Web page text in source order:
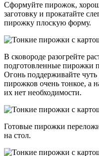
Сформуйте пирожок,
заготовку и прокатайте
пирожку плоскую форму.
В сковороде разогрейте
подготовленные пирожки
Огонь поддерживайте чуть
пирожков очень тонкое, а
их нет необходимости.
Готовые пирожки
на стол.